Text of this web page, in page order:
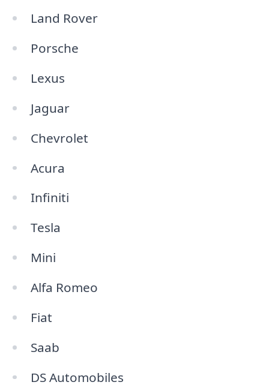
Land Rover
Porsche
Lexus
Jaguar
Chevrolet
Acura
Infiniti
Tesla
Mini
Alfa Romeo
Fiat
Saab
DS Automobiles